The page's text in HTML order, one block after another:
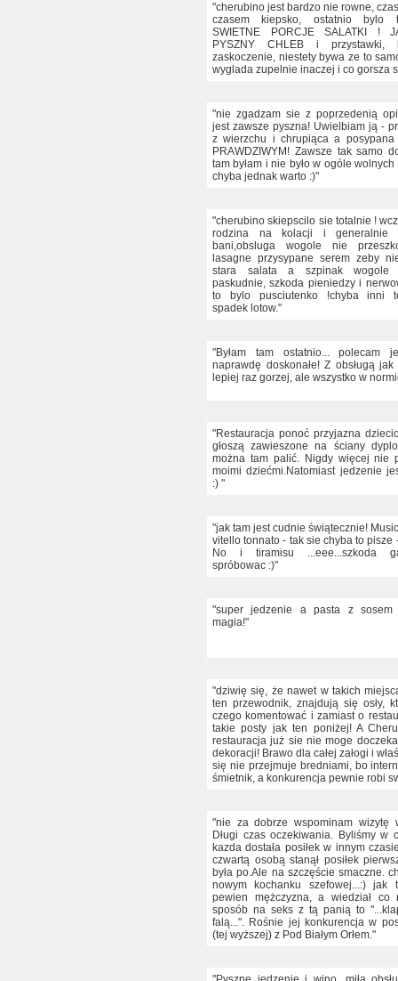
"cherubino jest bardzo nie rowne,
czasem kiepsko, ostatnio bylo
SWIETNE PORCJE SALATKI !
PYSZNY CHLEB i przystawki,
zaskoczenie, niestety bywa ze to
wyglada zupelnie inaczej i co gorsza
"nie zgadzam sie z poprzedenią
jest zawsze pyszna! Uwielbiam ją -
z wierzchu i chrupiąca a posypana
PRAWDZIWYM! Zawsze tak samo
tam byłam i nie było w ogóle
chyba jednak warto :)"
"cherubino skiepscilo sie totalnie !
rodzina na kolacji i generalnie
bani,obsluga wogole nie
lasagne przysypane serem zeby
stara salata a szpinak wogole
paskudnie, szkoda pieniedzy i
to bylo pusciutenko !chyba inni
spadek lotow."
"Byłam tam ostatnio... polecam
naprawdę doskonałe! Z obsługą
lepiej raz gorzej, ale wszystko w
"Restauracja ponoć przyjazna
głoszą zawieszone na ściany
można tam palić. Nigdy więcej nie
moimi dziećmi.Natomiast jedzenie
:) "
"jak tam jest cudnie świątecznie!
vitello tonnato - tak sie chyba to pisze
No i tiramisu ...eee...szkoda
spróbowac :)"
"super jedzenie a pasta z sosem
magia!"
"dziwię się, że nawet w takich
ten przewodnik, znajdują się osły,
czego komentować i zamiast o
takie posty jak ten poniżej! A
restauracja już sie nie moge
dekoracji! Brawo dla całej załogi i
się nie przejmuje bredniami, bo
śmietnik, a konkurencja pewnie robi
"nie za dobrze wspominam wizytę
Długi czas oczekiwania. Byliśmy w
kazda dostała posiłek w innym
czwartą osobą stanął posiłek
była po.Ale na szczęście smaczne.
nowym kochanku szefowej...:) jak
pewien mężczyzna, a wiedział co
sposób na seks z tą panią to
falą...". Rośnie jej konkurencja w
(tej wyższej) z Pod Białym Orłem."